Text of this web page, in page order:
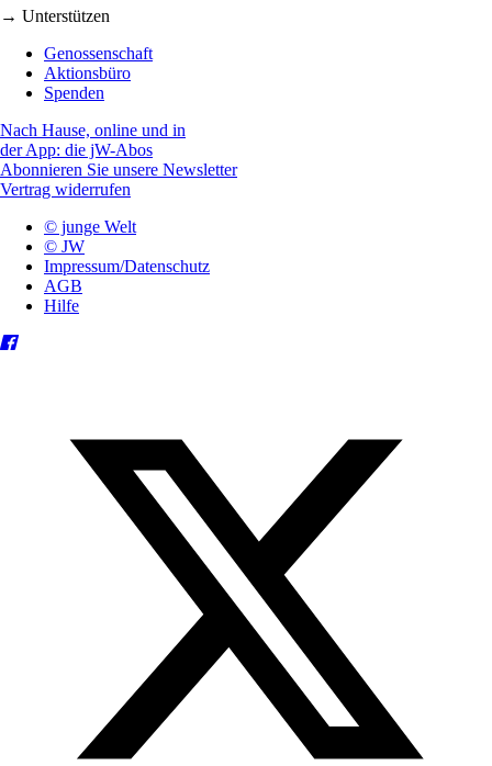
→ Unterstützen
Genossenschaft
Aktionsbüro
Spenden
Nach Hause, online und in
der App: die jW-Abos
Abonnieren Sie unsere Newsletter
Vertrag widerrufen
© junge Welt
© JW
Impressum/Datenschutz
AGB
Hilfe